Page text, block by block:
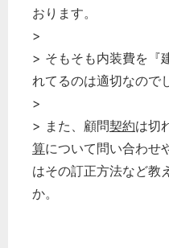
おります。
>
> そもそも内装費を『
れてるのは適切なので
>
> また、顧問契約は切
算について問い合わせ
はその訂正方法など教
か。
どのカテゴリ
選択してくだ